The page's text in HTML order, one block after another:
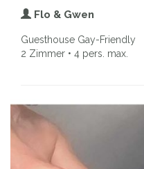
Flo & Gwen
Guesthouse Gay-Friendly
2 Zimmer • 4 pers. max.